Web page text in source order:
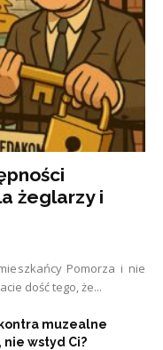
żeglarzy i
Pomorza i nie
dość tego, że...
muzealne
nie wstyd Ci?